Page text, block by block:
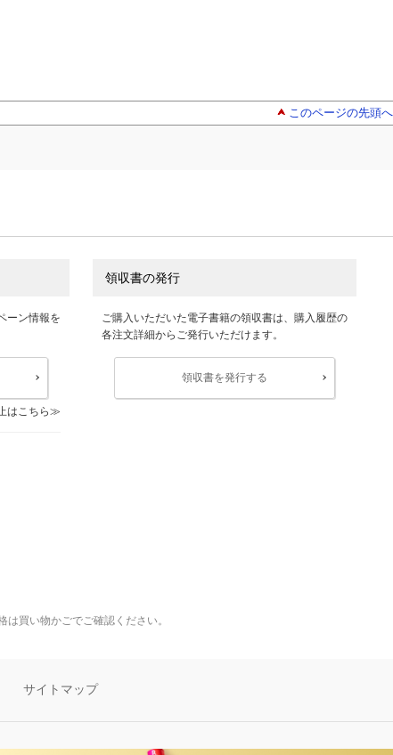
このページの先頭へ
ーン情報を
はこちら
領収書の発行
ご購入いただいた電子書籍の領収書は、購入履歴の
各注文詳細からご発行いただけます。
領収書を発行する
買い物かごでご確認ください。
サイトマップ